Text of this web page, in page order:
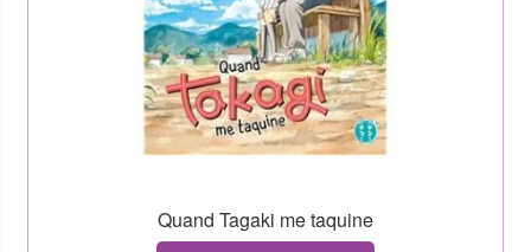
Quand Tagaki me taquine